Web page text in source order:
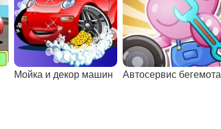
Мойка и декор машин Автосервис бегемота